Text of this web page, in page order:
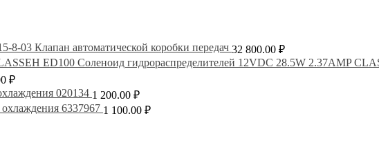
8-03 Клапан автоматической коробки передач 32 800.00 ₽
Соленоид гидрораспределителей 12VDC 28.5W 2.37AMP
₽
020134 1 200.00 ₽
6337967 1 100.00 ₽